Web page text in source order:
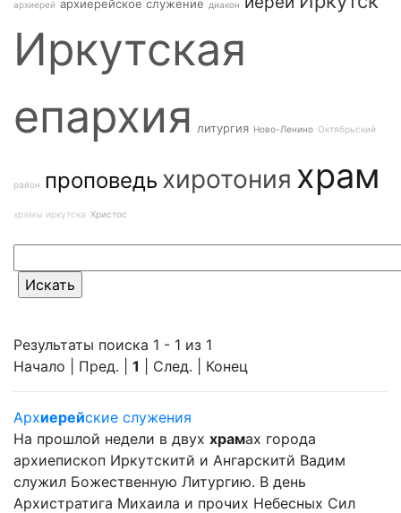
архиерей архиерейское служение диакон
Иркутская
епархия литургия Ново-Ленино Октябрьский
район проповедь хиротония храм
храмы иркутска Христос
Результаты поиска 1 - 1 из 1
Начало | Пред. | 1 | След. | Конец
Архиерейские служения
На прошлой недели в двух храмах города
архиепископ Иркутскитй и Ангарскитй Вадим
служил Божественную Литургию. В день
Архистратига Михаила и прочих Небесных Сил